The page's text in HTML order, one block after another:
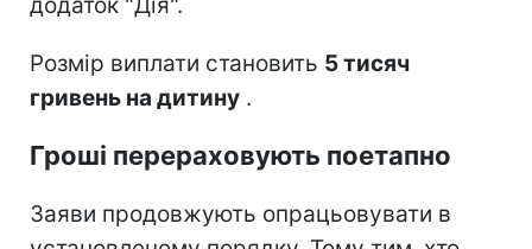
Розмір виплати становить 5 тисяч
гривень на дитину .
Гроші перераховують поетапно
Заяви продовжують опрацьовувати в